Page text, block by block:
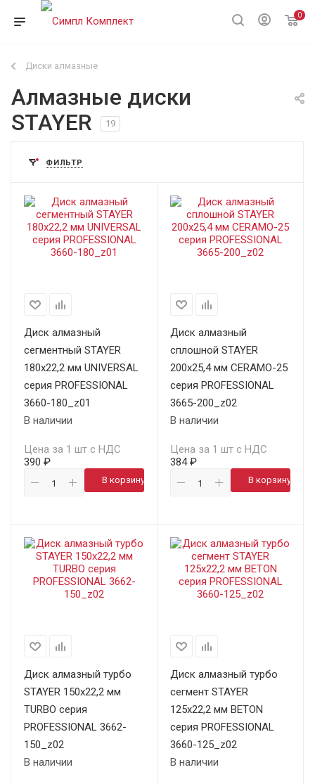
0
Диски алмазные
Алмазные диски
STAYER
19
ФИЛЬТР
Диск алмазный
сегментный STAYER
180х22,2 мм UNIVERSAL
серия PROFESSIONAL
3660-180_z01
В наличии
Цена за 1 шт с НДС
390 ₽
В корзину
Диск алмазный
сплошной STAYER
200х25,4 мм CERAMO-25
серия PROFESSIONAL
3665-200_z02
В наличии
Цена за 1 шт с НДС
384 ₽
В корзину
Диск алмазный турбо
STAYER 150х22,2 мм
TURBO серия
PROFESSIONAL 3662-
150_z02
В наличии
Диск алмазный турбо
сегмент STAYER
125х22,2 мм BETON
серия PROFESSIONAL
3660-125_z02
В наличии